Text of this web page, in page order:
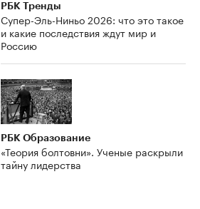
РБК Тренды
Супер-Эль-Ниньо 2026: что это такое
и какие последствия ждут мир и
Россию
РБК Образование
«Теория болтовни». Ученые раскрыли
тайну лидерства